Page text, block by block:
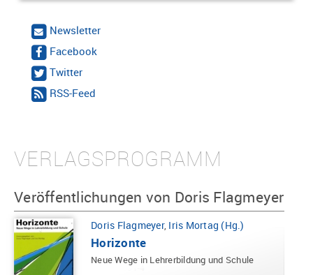
Newsletter
Facebook
Twitter
RSS-Feed
VERLAGSPROGRAMM
Veröffentlichungen von Doris Flagmeyer
Doris Flagmeyer, Iris Mortag (Hg.)
Horizonte
Neue Wege in Lehrerbildung und Schule